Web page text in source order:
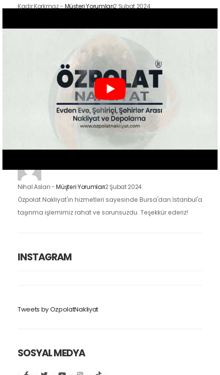
Kadir Korkmaz- Müşteri Yorumları2 Şubat 2024
-Müşteri Yorumları2 Şubat 2024
Özpolat Nakliyat ile çalışmak, Gaziantep'ten Ankara'ya
taşınma işlemimizi oldukça kolaylaştırdı. Eşyalarımızı dikkatle
Nihal Aslan-Müşteri Yorumları2 Şubat 2024
Özpolat Nakliyat'ın hizmetleri sayesinde Bursa'dan İstanbul'a
taşınma işlemimiz rahat ve sorunsuzdu. Teşekkür ederiz!
INSTAGRAM
Tweets by OzpolatNakliyat
SOSYAL MEDYA